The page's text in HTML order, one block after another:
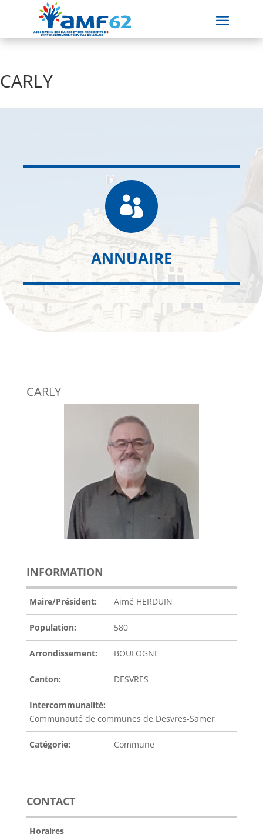
CARLY

ANNUAIRE
CARLY
INFORMATION
Maire/Président: Aimé HERDUIN
Population: 580
Arrondissement: BOULOGNE
Canton: DESVRES
Intercommunalité:
Communauté de communes de Desvres-Samer
Catégorie: Commune
CONTACT
Horaires